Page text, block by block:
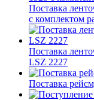
Поставка
с комплектом
Поставка
LSZ 2227
Поставка